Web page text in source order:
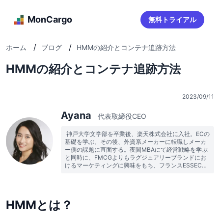
MonCargo 無料トライアル
ホーム / ブログ / HMMの紹介とコンテナ追跡方法
HMMの紹介とコンテナ追跡方法
2023/09/11
Ayana 代表取締役CEO
神戸大学文学部を卒業後、楽天株式会社に入社。ECの
基礎を学ぶ。その後、外資系メーカーに転職しメーカ
ー側の課題に直面する。夜間MBAにて経営戦略を学ぶ
と同時に、FMCGよりもラグジュアリーブランドにお
けるマーケティングに興味をもち、フランスESSECに
HMMとは？